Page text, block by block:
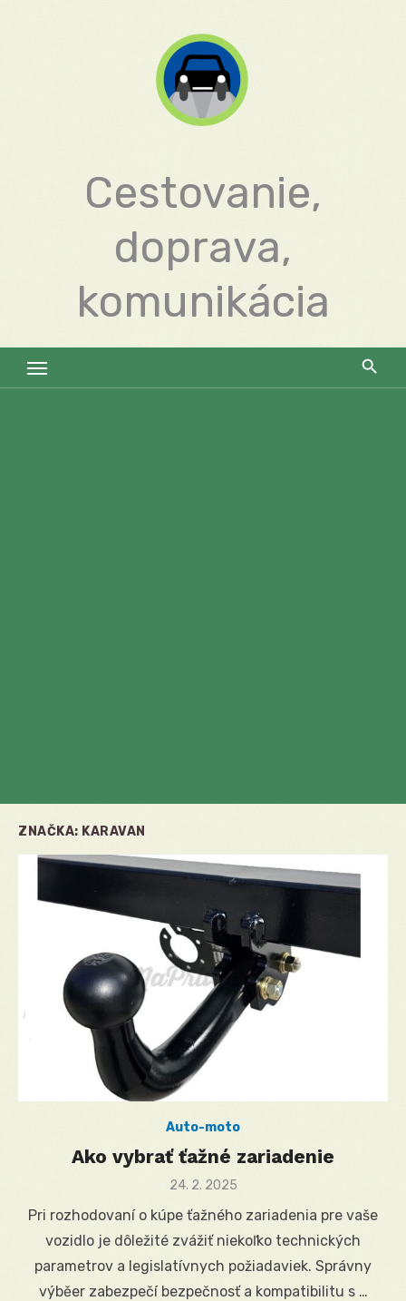
Cestovanie,
doprava,
komunikácia
ZNAČKA: KARAVAN
Auto-moto
Ako vybrať ťažné zariadenie
Posted
24. 2. 2025
Pri rozhodovaní o kúpe ťažného zariadenia pre vaše
vozidlo je dôležité zvážiť niekoľko technických
parametrov a legislatívnych požiadaviek. Správny
výběer zabezpečí bezpečnosť a kompatibilitu s …